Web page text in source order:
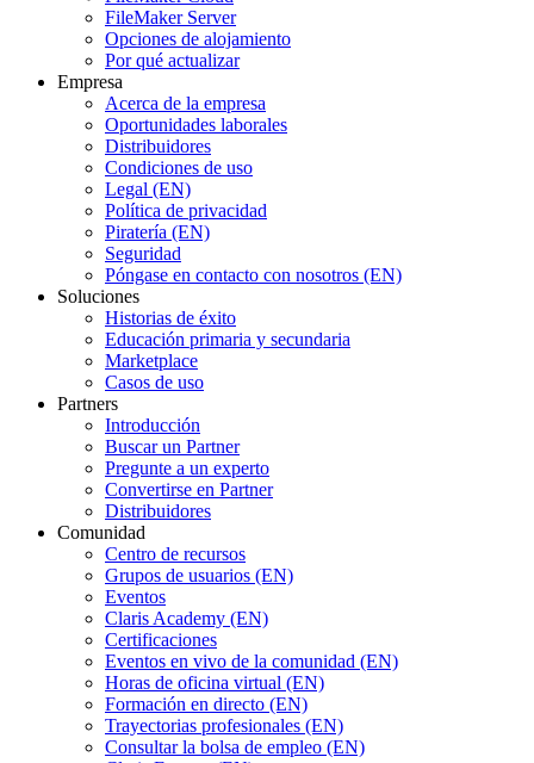
FileMaker Server
Opciones de alojamiento
Por qué actualizar
Empresa
Acerca de la empresa
Oportunidades laborales
Distribuidores
Condiciones de uso
Legal (EN)
Política de privacidad
Piratería (EN)
Seguridad
Póngase en contacto con nosotros (EN)
Soluciones
Historias de éxito
Educación primaria y secundaria
Marketplace
Casos de uso
Partners
Introducción
Buscar un Partner
Pregunte a un experto
Convertirse en Partner
Distribuidores
Comunidad
Centro de recursos
Grupos de usuarios (EN)
Eventos
Claris Academy (EN)
Certificaciones
Eventos en vivo de la comunidad (EN)
Horas de oficina virtual (EN)
Formación en directo (EN)
Trayectorias profesionales (EN)
Consultar la bolsa de empleo (EN)